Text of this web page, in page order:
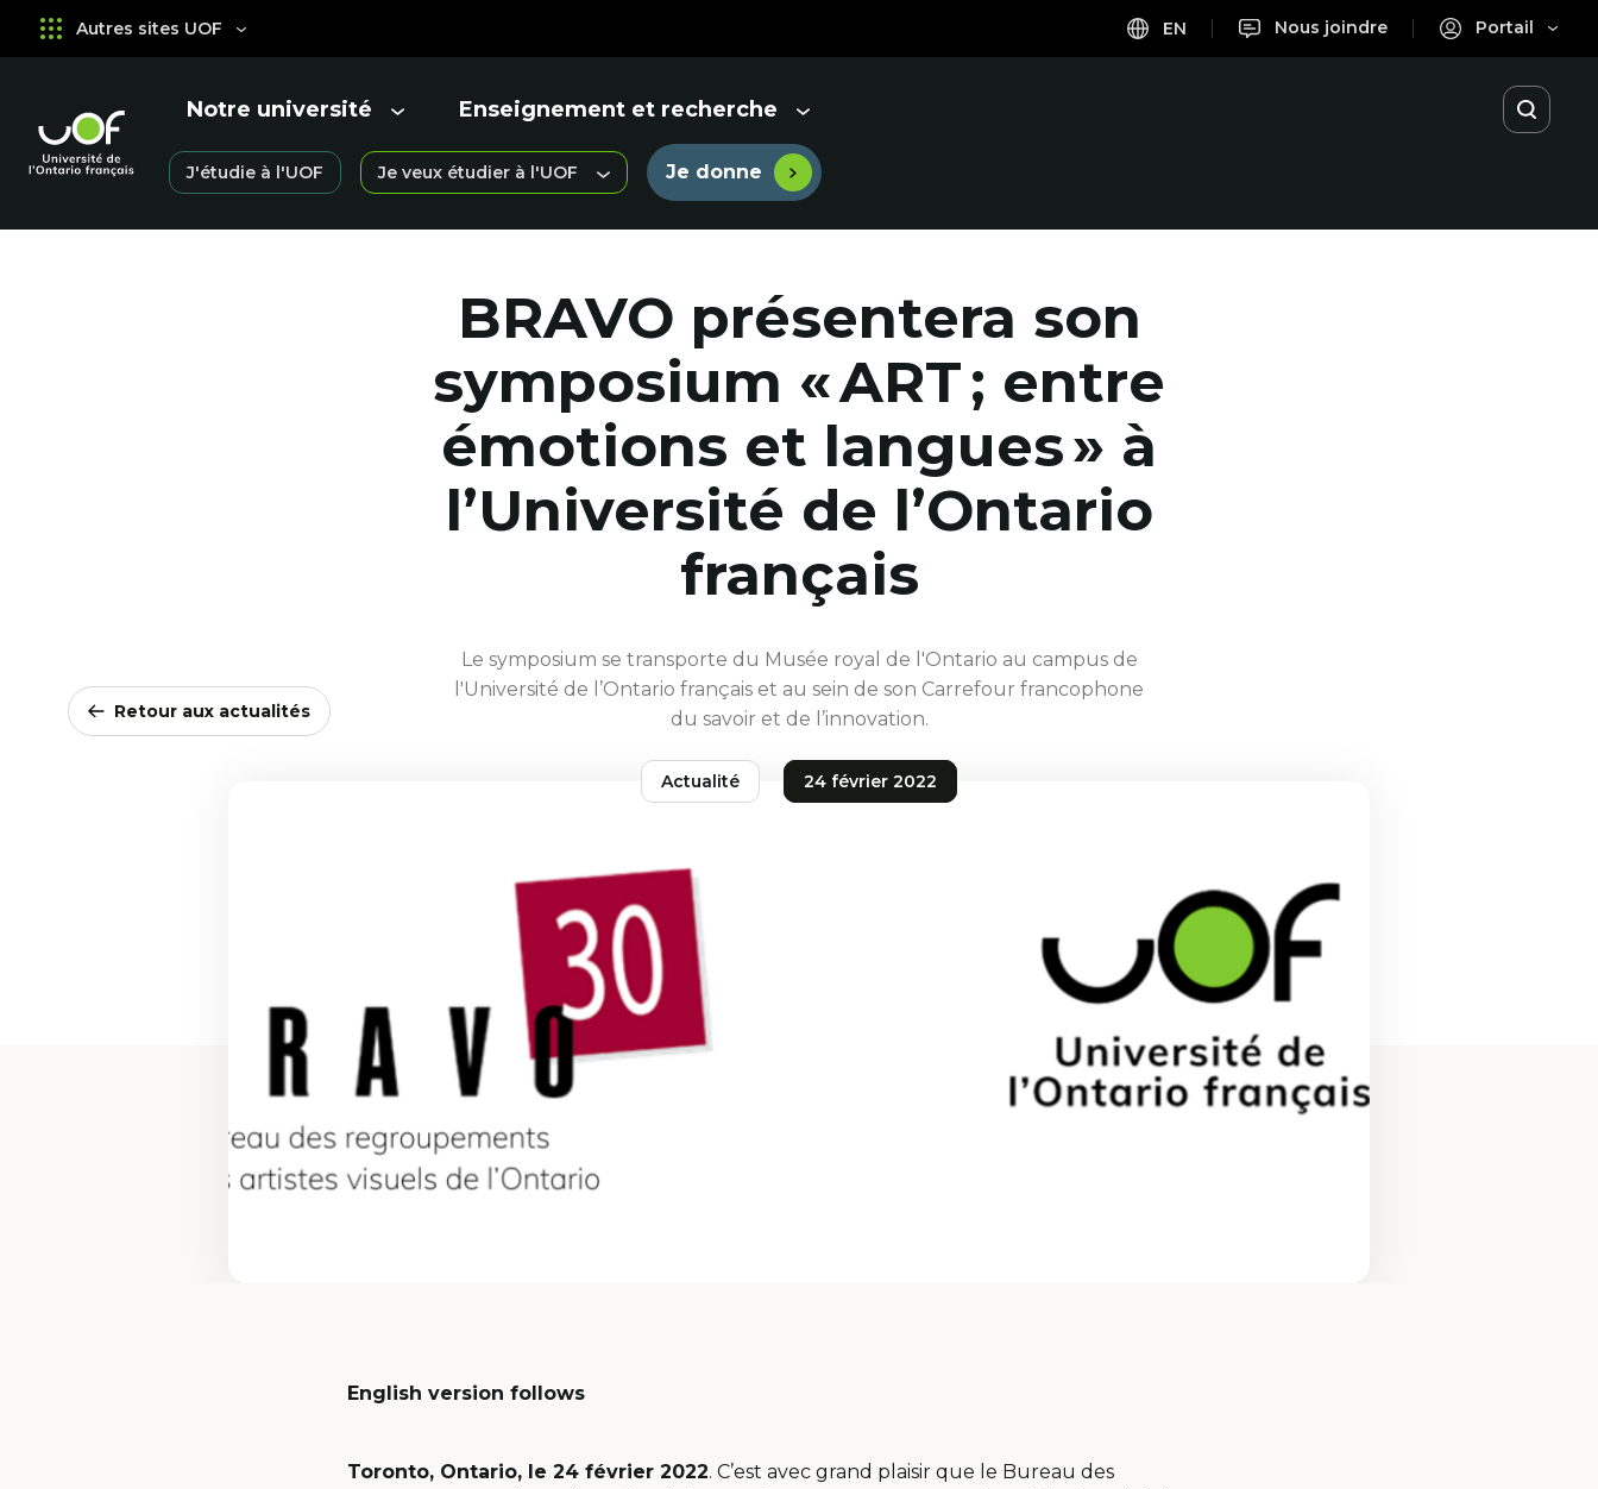
Aller
Passer
Autres sites UOF EN Nous joindre Portail
Université
Ouvrir
le
menu
Notre université
Ouvrir
le
menu
Enseignement et recherche
J'étudie à l'UOF
Ouvrir
Je veux étudier à l'UOF Je donne
Lien
externe
au
hyperlien
s'ouvrira
dans
une
nouvelle
Ouvrir
la
BRAVO présentera son
symposium « ART ; entre
émotions et langues » à
l’Université de l’Ontario
français
Le symposium se transporte du Musée royal de l'Ontario au campus de
l'Université de l’Ontario français et au sein de son Carrefour francophone
du savoir et de l’innovation.
Retour aux actualités
Actualité 24 février 2022
English version follows
Toronto, Ontario, le 24 février 2022. C’est avec grand plaisir que le Bureau des